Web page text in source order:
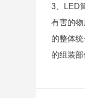
3、LED
有害的
的整体
的组装